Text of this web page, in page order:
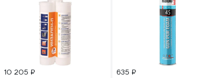
10 205 ₽
635 ₽